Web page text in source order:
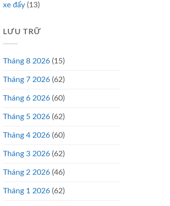
xe đẩy (13)
LƯU TRỮ
Tháng 8 2026 (15)
Tháng 7 2026 (62)
Tháng 6 2026 (60)
Tháng 5 2026 (62)
Tháng 4 2026 (60)
Tháng 3 2026 (62)
Tháng 2 2026 (46)
Tháng 1 2026 (62)